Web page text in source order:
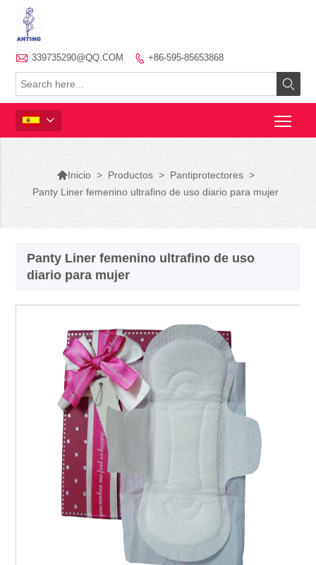
 339735290@QQ.COM  +86-595-85653868


Inicio > Productos > Pantiprotectores >
Panty Liner femenino ultrafino de uso diario para mujer
Panty Liner femenino ultrafino de uso
diario para mujer